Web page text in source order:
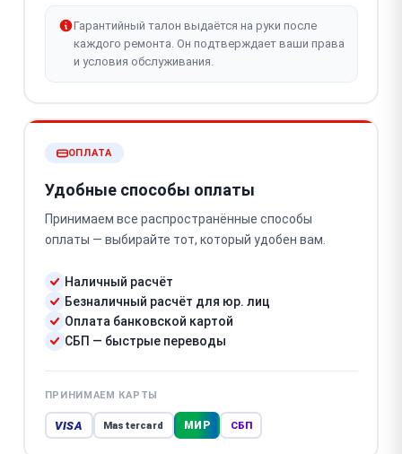
Гарантийный талон выдаётся на руки после
каждого ремонта. Он подтверждает ваши права
и условия обслуживания.
ОПЛАТА
Удобные способы оплаты
Принимаем все распространённые способы
оплаты — выбирайте тот, который удобен вам.
Наличный расчёт
Безналичный расчёт для юр. лиц
Оплата банковской картой
СБП — быстрые переводы
ПРИНИМАЕМ КАРТЫ
VISA Mastercard МИР СБП